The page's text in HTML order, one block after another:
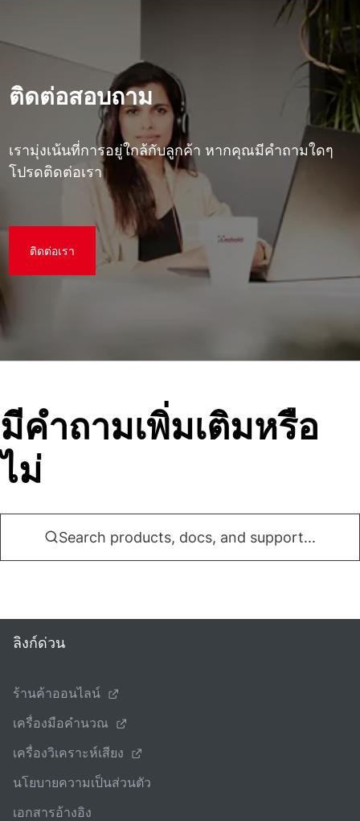
ติดต่อสอบถาม
เรามุ่งเน้นที่การอยู่ใกล้กับลูกค้า หากคุณมีคําถามใดๆ
โปรดติดต่อเรา
ติดต่อเรา
มีคําถามเพิ่มเติมหรือ
ไม่
Search products, docs, and support...
ลิงก์ด่วน
ร้านค้าออนไลน์
เครื่องมือคํานวณ
เครื่องวิเคราะห์เสียง
นโยบายความเป็นส่วนตัว
เอกสารอ้างอิง